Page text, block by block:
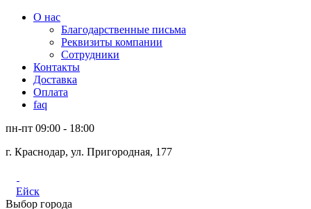
О нас
Благодарственные письма
Реквизиты компании
Сотрудники
Контакты
Доставка
Оплата
faq
пн-пт 09:00 - 18:00
г. Краснодар, ул. Пригородная, 177
Ейск
Выбор города